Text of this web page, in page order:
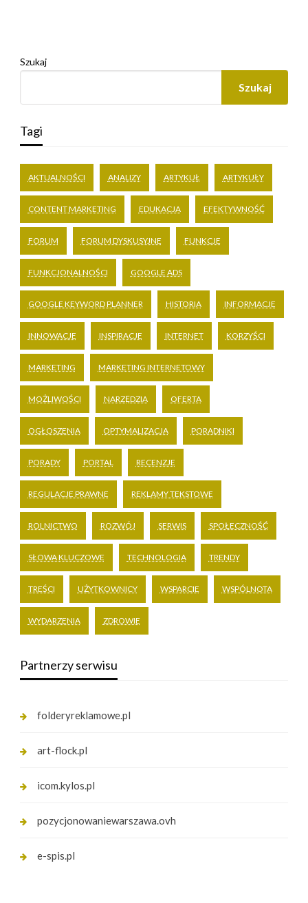
Szukaj
Szukaj
Tagi
AKTUALNOŚCI ANALIZY ARTYKUŁ ARTYKUŁY
CONTENT MARKETING EDUKACJA EFEKTYWNOŚĆ
FORUM FORUM DYSKUSYJNE FUNKCJE
FUNKCJONALNOŚCI GOOGLE ADS
GOOGLE KEYWORD PLANNER HISTORIA INFORMACJE
INNOWACJE INSPIRACJE INTERNET KORZYŚCI
MARKETING MARKETING INTERNETOWY
MOŻLIWOŚCI NARZĘDZIA OFERTA
OGŁOSZENIA OPTYMALIZACJA PORADNIKI
PORADY PORTAL RECENZJE
REGULACJE PRAWNE REKLAMY TEKSTOWE
ROLNICTWO ROZWÓJ SERWIS SPOŁECZNOŚĆ
SŁOWA KLUCZOWE TECHNOLOGIA TRENDY
TREŚCI UŻYTKOWNICY WSPARCIE WSPÓLNOTA
WYDARZENIA ZDROWIE
Partnerzy serwisu
folderyreklamowe.pl
art-flock.pl
icom.kylos.pl
pozycjonowaniewarszawa.ovh
e-spis.pl